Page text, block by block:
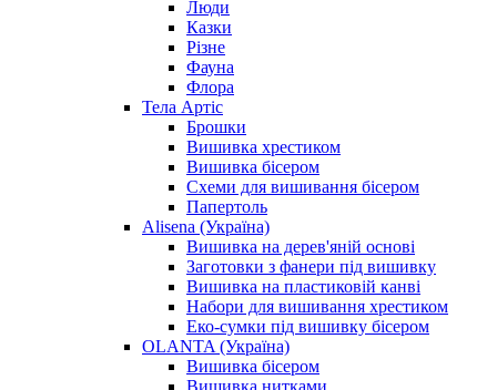
Люди
Казки
Різне
Фауна
Флора
Тела Артіс
Брошки
Вишивка хрестиком
Вишивка бісером
Схеми для вишивання бісером
Папертоль
Alisena (Україна)
Вишивка на дерев'яній основі
Заготовки з фанери під вишивку
Вишивка на пластиковій канві
Набори для вишивання хрестиком
Еко-сумки під вишивку бісером
OLANTA (Україна)
Вишивка бісером
Вишивка нитками